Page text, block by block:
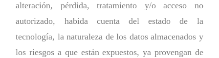
alteración, pérdida, tratamiento y/o acceso no
autorizado, habida cuenta del estado de la
tecnología, la naturaleza de los datos almacenados y
los riesgos a que están expuestos, ya provengan de